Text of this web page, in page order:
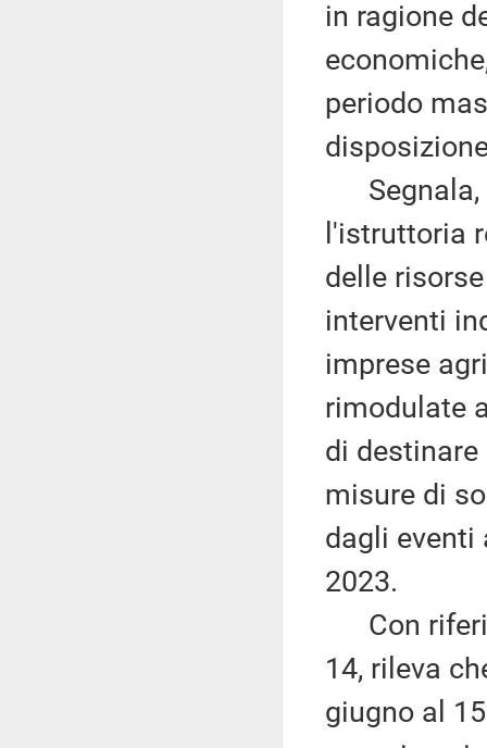
in ragione
periodo
Segnala,
l'istruttoria
delle
interventi
imprese
rimodulate
di
misure di
dagli eventi
2023.
Con
14, rileva
giugno al